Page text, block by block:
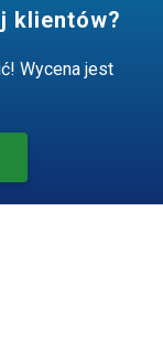
klientów?
Wycena jest